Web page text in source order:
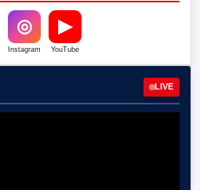
◎
Instagram
▶
YouTube
LIVE